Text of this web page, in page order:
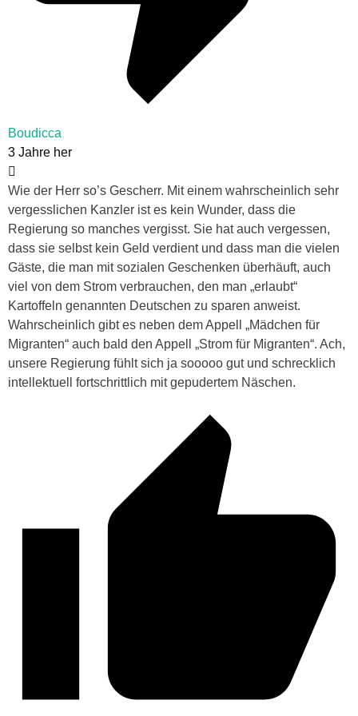
Boudicca
3 Jahre her
Wie der Herr so’s Gescherr. Mit einem wahrscheinlich sehr
vergesslichen Kanzler ist es kein Wunder, dass die
Regierung so manches vergisst. Sie hat auch vergessen,
dass sie selbst kein Geld verdient und dass man die vielen
Gäste, die man mit sozialen Geschenken überhäuft, auch
viel von dem Strom verbrauchen, den man „erlaubt“
Kartoffeln genannten Deutschen zu sparen anweist.
Wahrscheinlich gibt es neben dem Appell „Mädchen für
Migranten“ auch bald den Appell „Strom für Migranten“. Ach,
unsere Regierung fühlt sich ja sooooo gut und schrecklich
intellektuell fortschrittlich mit gepudertem Näschen.